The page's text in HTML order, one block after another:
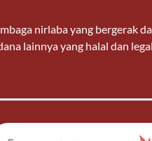
nirlaba yang bergerak
lainnya yang halal dan